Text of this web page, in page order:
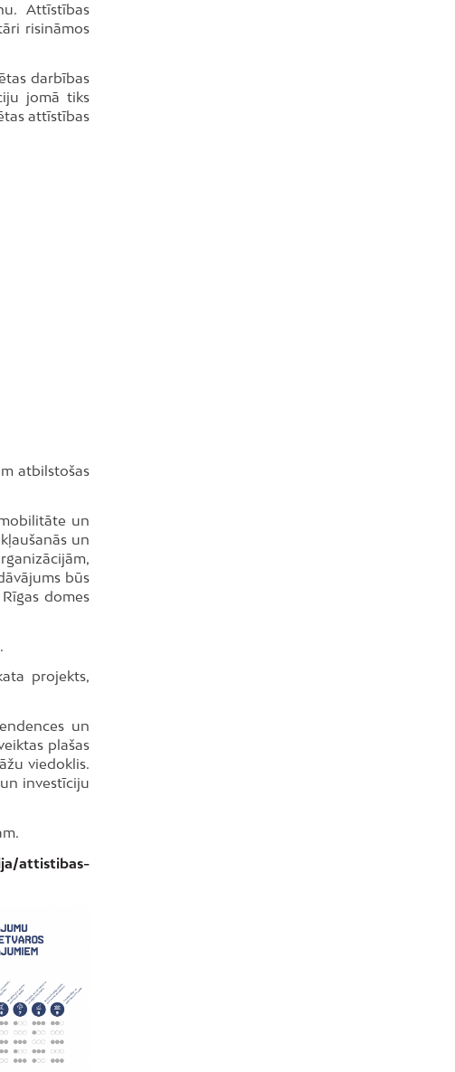
Attīstības
risināmos
darbības
jomā tiks
attīstības
atbilstošas
un
un
būs
domes
projekts,
un
plašas
viedoklis.
investīciju
attistibas-